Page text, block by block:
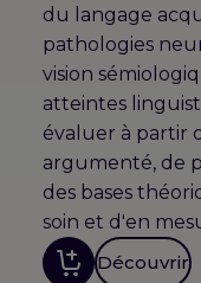
du langage
pathologies
vision
atteintes
évaluer à partir
argumenté, de
des bases
soin et d'en
Découvrir